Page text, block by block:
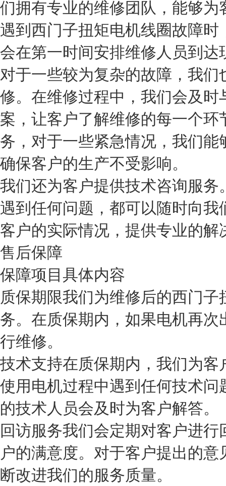
们拥有专业的维修团队，能够
遇到西门子扭矩电机线圈故障
会在第一时间安排维修人员到达
对于一些较为复杂的故障，我
修。在维修过程中，我们会及
案，让客户了解维修的每一个
务，对于一些紧急情况，我们
确保客户的生产不受影响。
我们还为客户提供技术咨询服
遇到任何问题，都可以随时向
客户的实际情况，提供专业的解
售后保障
保障项目 具体内容
质保期限我们为维修后的西门子
务。在质保期内，如果电机再
行维修。
技术支持在质保期内，我们为客
使用电机过程中遇到任何技术
的技术人员会及时为客户解答。
回访服务我们会定期对客户进行
户的满意度。对于客户提出的
断改进我们的服务质量。